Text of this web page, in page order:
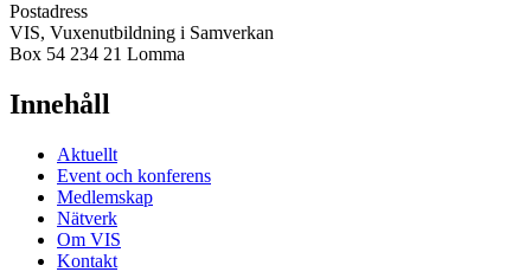
Postadress
VIS, Vuxenutbildning i Samverkan
Box 54 234 21 Lomma
Innehåll
Aktuellt
Event och konferens
Medlemskap
Nätverk
Om VIS
Kontakt